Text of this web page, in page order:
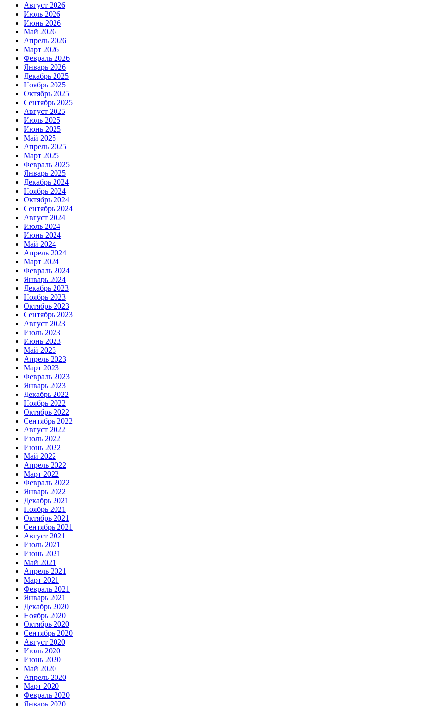
Август 2026
Июль 2026
Июнь 2026
Май 2026
Апрель 2026
Март 2026
Февраль 2026
Январь 2026
Декабрь 2025
Ноябрь 2025
Октябрь 2025
Сентябрь 2025
Август 2025
Июль 2025
Июнь 2025
Май 2025
Апрель 2025
Март 2025
Февраль 2025
Январь 2025
Декабрь 2024
Ноябрь 2024
Октябрь 2024
Сентябрь 2024
Август 2024
Июль 2024
Июнь 2024
Май 2024
Апрель 2024
Март 2024
Февраль 2024
Январь 2024
Декабрь 2023
Ноябрь 2023
Октябрь 2023
Сентябрь 2023
Август 2023
Июль 2023
Июнь 2023
Май 2023
Апрель 2023
Март 2023
Февраль 2023
Январь 2023
Декабрь 2022
Ноябрь 2022
Октябрь 2022
Сентябрь 2022
Август 2022
Июль 2022
Июнь 2022
Май 2022
Апрель 2022
Март 2022
Февраль 2022
Январь 2022
Декабрь 2021
Ноябрь 2021
Октябрь 2021
Сентябрь 2021
Август 2021
Июль 2021
Июнь 2021
Май 2021
Апрель 2021
Март 2021
Февраль 2021
Январь 2021
Декабрь 2020
Ноябрь 2020
Октябрь 2020
Сентябрь 2020
Август 2020
Июль 2020
Июнь 2020
Май 2020
Апрель 2020
Март 2020
Февраль 2020
Январь 2020